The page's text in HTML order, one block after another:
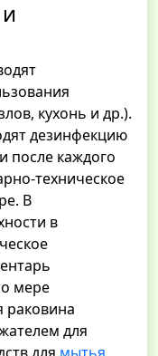
кухонь и др.).
дезинфекцию
после каждого
техническое
В
в
мере
раковина
для